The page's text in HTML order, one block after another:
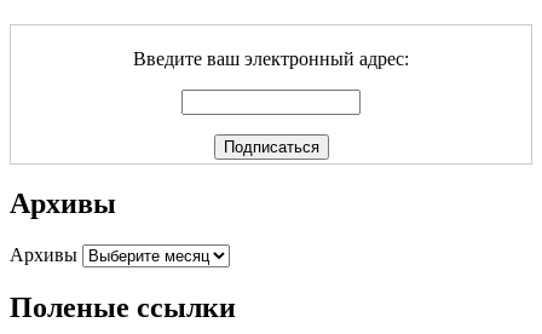
Введите ваш электронный адрес:
Архивы
Архивы
Поленые ссылки